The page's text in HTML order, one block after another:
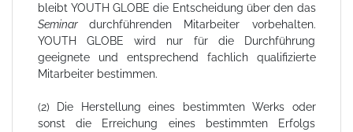
bleibt YOUTH GLOBE die Entscheidung über den das
Seminar durchführenden Mitarbeiter vorbehalten.
YOUTH GLOBE wird nur für die Durchführung
geeignete und entsprechend fachlich qualifizierte
Mitarbeiter bestimmen.
(2) Die Herstellung eines bestimmten Werks oder
sonst die Erreichung eines bestimmten Erfolgs